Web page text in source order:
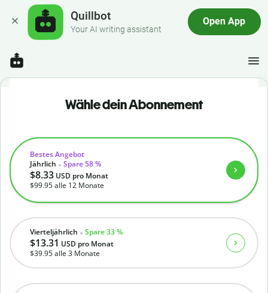
Quillbot
Your AI writing assistant
Open App
Wähle dein Abonnement
Vierteljährlich Spare 33 %
$13.31 USD pro Monat
$39.95alle 3 Monate
Bestes Angebot
Jährlich
Spare 58 %
$8.33 USD pro Monat
$99.95alle 12 Monate